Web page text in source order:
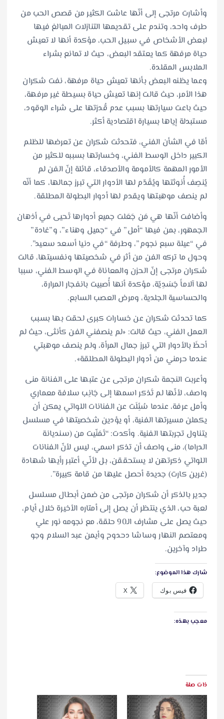
وأشارت مرتجى إلى أنّها عاشت الكثير من قصص الحب من
طرف واحد، وتندم على تقديمها التنازلات المبالغ فيها
لبعض الأشخاص في سبيل الحب، مؤكدة أنها لا تعيش
حياة مرفهة كما يعتقد البعض، حيث لا تمانع بشراء
الملابس المقلدة.
وعما يظنه البعض بأنها تعيش حياة مرفهة، نفت شكران
هذا الأمر، حيث قالت إنها تعيش حياة بسيطة غير مرفهة،
حيث باعت سيارتها بسبب عدم قُدرَتها على شراء الوقود،
مستبدلة إياها بسيارة اقتصادية أكثر.
أمّا في الشأن الفني، فتحدثت شكران عن تعرضها للظلم
الكبير داخل الوسط الفني، وخسارتها بسببه للكثير من
الأمور المهمة كالأمومة والأصدقاء، قائلة إنّ الفن لم
يُنصِف أُنوثتها ويُقَدّم لها الأدوار التي تبرز جمالها، كما أنّه
لم ينصف موهبتها ويقدم لها أدوار البطولة المطلقة.
وأضافت أنّها هي مَن جَعَلت جميع أدوارها تَحيى في أذهان
الجمهور، بمن فيها “أمل” في “جميل وهناء”، و”غادة”
في “عيلة سبع نجوم”، وطرفة “في دنيا أسعد سعيد”.
وحول ما تركه الفن من أثر في شخصيتها ونفسيتها، قالت
شكران مرتجى إنّ الحزن والمعاناة في الوسط الفني، سببا
لها آلاماً جَسَدِيّة، مؤكدة أنها أُصبيت بانفجار المرارة،
والحساسية الجلدية، ومرض العصب السابع.
كما تحدثت شكران عن خسارات كبرى لحقت بها بسبب
العمل الفني، حيث قالت: «لم ينصفني الفن كأنثى، حيث لم
أحظَ بالأدوار التي تبرز جمال المرأة، ولم ينصف موهبتي
عندما حرمني من أدوار البطولة المطلقة».
وأعربت النجمة شكران مرتجى عن عتبها على الفنانة منى
واصف، لأنّها لم تَذكر اسمها إلى جَانِب سلافة معماري
وأمل عرفة، عندما سُئِلَت عن الفنانات اللواتي يمكن أن
يكملن مسيرتها الفنية، أو يؤدين شخصيتها في مسلسل
يتناول تجربتها الفنية. وأكدت: “تَمَنّيت من (سنديانة
الدراما)، منى واصف أن تذكر اسمي، ليس لأنّ الفنانات
اللواتي ذكرتهن لا يستحققن، بل لأنّي أعتبر رأيها شهادة
(غرين كارت) جديدة أحصل عليها من قامة كبيرة”.
جدير بالذكر أن شكران مرتجى من ضمن أبطال مسلسل
لعبة حب، الذي ينتظر أن يصل إلى أمتاره الأخيرة خلال أيام،
حيث يصل على مشارف الـ90 حلقة، مع نجومه نور علي
ومعتصم النهار وساشا دحدوح وأيمن عبد السلام وجو
طراد وآخرين.
شارك هذا الموضوع:
فيس بوك X
معجب بهذه:
ذات صلة